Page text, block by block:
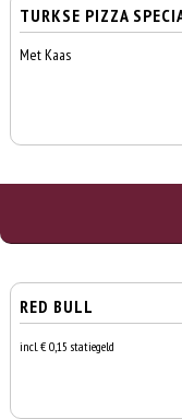
TURKSE PIZZA
Met Kaas
RED BULL
incl. € 0,15 statiegeld